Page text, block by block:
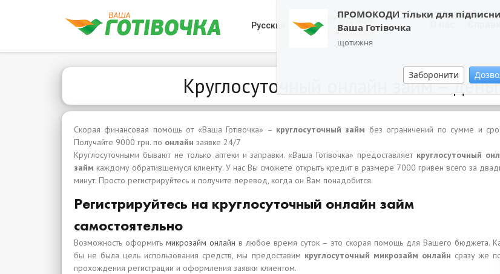
ПРОМОКОДИ тільки для
Ваша Готівочка
щотижня
Заборонити
Русский 0800 202 404
Обратный звонок
Круглосуточный онлайн займ –
Скорая финансовая помощь от «Ваша Готівочка» – круглосуточный займ без ограничений по сумме и
Получайте 9000 грн. по онлайн заявке 24/7
Круглосуточными бывают не только аптеки и заправки. «Ваша Готівочка» предоставляет круглосуточный
займ каждому обратившемуся клиенту. У нас Вы сможете открыть кредит в размере 7000 гривен всего за
минут. Просто регистрируйтесь и получите перевод, когда он Вам понадобится.
Регистрируйтесь на круглосуточный онлайн займ
самостоятельно
Возможность оформить микрозайм онлайн в любое время суток – это скорая помощь для Вашего бюджета.
бы не была цель использования средств, мы предоставим круглосуточный микрозайм онлайн сразу же
прохождения регистрации и оформления заявки клиентом.